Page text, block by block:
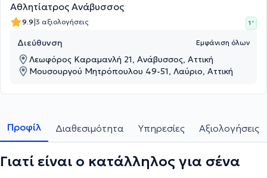
Αθλητίατρος Ανάβυσσος
9.9|3 αξιολογήσεις 1 '
Διεύθυνση Εμφάνιση όλων
Λεωφόρος Καραμανλή 21, Ανάβυσσος, Αττική
Μουσουργού Μητρόπουλου 49-51, Λαύριο, Αττική
Προφίλ Διαθεσιμότητα Υπηρεσίες Αξιολογήσεις
Γιατί είναι ο κατάλληλος για σένα